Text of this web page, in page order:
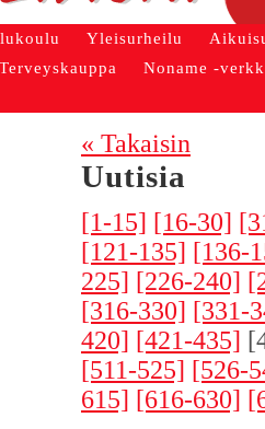
Yleisurheilu
Noname -
« Takaisin
Uutisia
[1-15] [16-30]
[121-135] [136-
225] [226-240]
[316-330] [331-
420] [421-435]
[511-525] [526-
615] [616-630]